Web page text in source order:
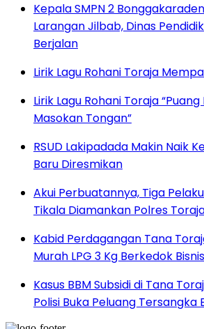
Kepala SMPN 2
Larangan Jilbab, Dinas
Berjalan
Lirik Lagu Rohani Toraja
Lirik Lagu Rohani Toraja
Masokan Tongan”
RSUD Lakipadada Makin Naik
Baru Diresmikan
Akui Perbuatannya, Tiga
Tikala Diamankan Polres
Kabid Perdagangan Tana
Murah LPG 3 Kg Berkedok Bisnis
Kasus BBM Subsidi di Tana
Polisi Buka Peluang Tersangka